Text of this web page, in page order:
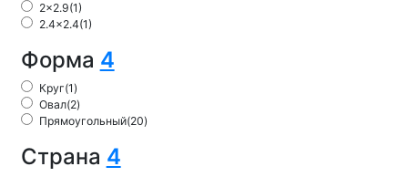
2x2.9(1)
2.4x2.4(1)
Форма 4
Круг(1)
Овал(2)
Прямоугольный(20)
Страна 4